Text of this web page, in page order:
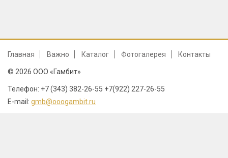
Главная Важно Каталог Фотогалерея Контакты
© 2026 ООО «Гамбит»
Телефон: +7 (343) 382-26-55 +7(922) 227-26-55
E-mail: gmb@ooogambit.ru